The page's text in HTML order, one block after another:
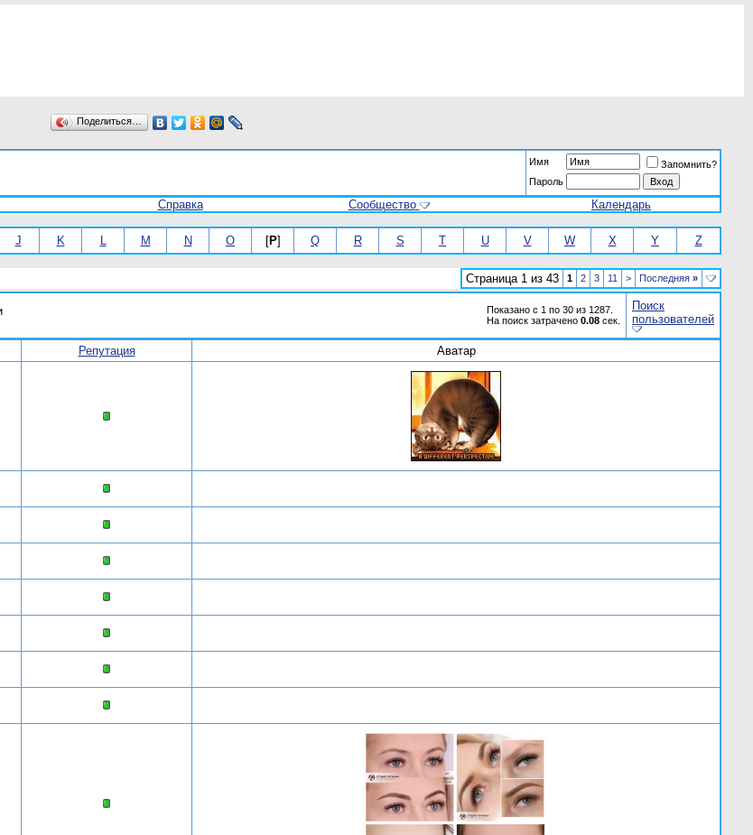
Поделиться…
Имя
Запомнить?
Пароль
Справка Сообщество Календарь
J K L M N O [P] Q R S T U V W X Y Z
Страница 1 из 43 1 2 3 11 > Последняя »
Показано с 1 по 30 из 1287.
На поиск затрачено 0.08 сек.
Поиск
пользователей
Репутация Аватар